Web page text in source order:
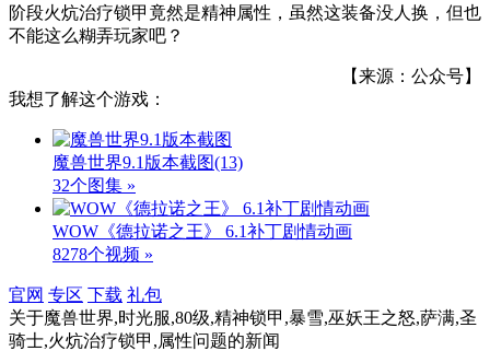
阶段火炕治疗锁甲竟然是精神属性，虽然这装备没人换，但也
不能这么糊弄玩家吧？
【来源：公众号】
我想了解这个游戏：
魔兽世界9.1版本截图(13)
32个图集 »
WOW《德拉诺之王》 6.1补丁剧情动画
8278个视频 »
官网 专区 下载 礼包
关于魔兽世界,时光服,80级,精神锁甲,暴雪,巫妖王之怒,萨满,圣
骑士,火炕治疗锁甲,属性问题的新闻